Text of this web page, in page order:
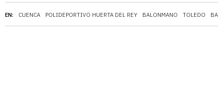
EN: CUENCA POLIDEPORTIVO HUERTA DEL REY BALONMANO TOLEDO